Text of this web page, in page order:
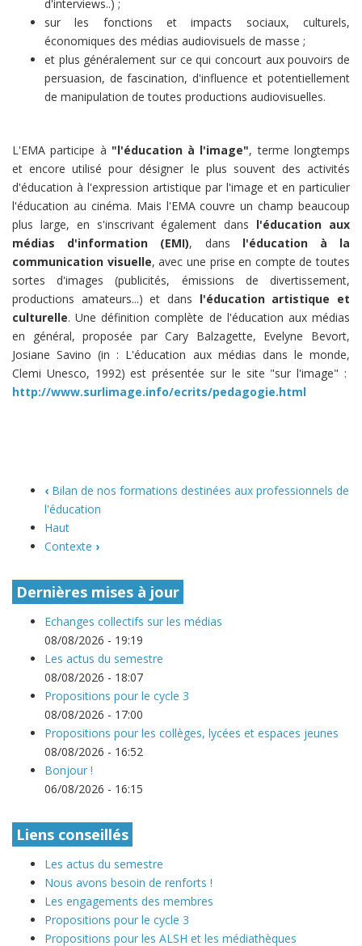
d'interviews..) ;
sur les fonctions et impacts sociaux, culturels,
économiques des médias audiovisuels de masse ;
et plus généralement sur ce qui concourt aux pouvoirs de
persuasion, de fascination, d'influence et potentiellement
de manipulation de toutes productions audiovisuelles.
L'EMA participe à "l'éducation à l'image", terme longtemps
et encore utilisé pour désigner le plus souvent des activités
d'éducation à l'expression artistique par l'image et en particulier
l'éducation au cinéma. Mais l'EMA couvre un champ beaucoup
plus large, en s'inscrivant également dans l'éducation aux
médias d'information (EMI), dans l'éducation à la
communication visuelle, avec une prise en compte de toutes
sortes d'images (publicités, émissions de divertissement,
productions amateurs...) et dans l'éducation artistique et
culturelle. Une définition complète de l'éducation aux médias
en général, proposée par Cary Balzagette, Evelyne Bevort,
Josiane Savino (in : L'éducation aux médias dans le monde,
Clemi Unesco, 1992) est présentée sur le site "sur l'image" :
http://www.surlimage.info/ecrits/pedagogie.html
‹ Bilan de nos formations destinées aux professionnels de
l'éducation
Haut
Contexte ›
Dernières mises à jour
Echanges collectifs sur les médias
08/08/2026 - 19:19
Les actus du semestre
08/08/2026 - 18:07
Propositions pour le cycle 3
08/08/2026 - 17:00
Propositions pour les collèges, lycées et espaces jeunes
08/08/2026 - 16:52
Bonjour !
06/08/2026 - 16:15
Liens conseillés
Les actus du semestre
Nous avons besoin de renforts !
Les engagements des membres
Propositions pour le cycle 3
Propositions pour les ALSH et les médiathèques